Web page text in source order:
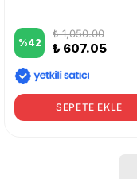
%42
₺ 1,050.00
₺ 607.05
SEPETE EKLE